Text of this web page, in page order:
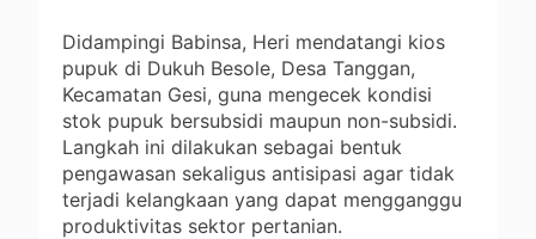
Didampingi Babinsa, Heri mendatangi kios
pupuk di Dukuh Besole, Desa Tanggan,
Kecamatan Gesi, guna mengecek kondisi
stok pupuk bersubsidi maupun non-subsidi.
Langkah ini dilakukan sebagai bentuk
pengawasan sekaligus antisipasi agar tidak
terjadi kelangkaan yang dapat mengganggu
produktivitas sektor pertanian.